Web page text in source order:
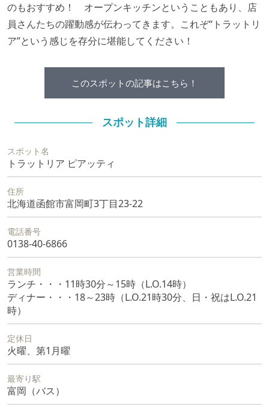
のもおすすめ！ オープンキッチンということもあり、店
員さんたちの躍動感が伝わってきます。これぞ“トラットリ
ア”という感じを存分に堪能してください！
このスポットの記事はこちら！
スポット詳細
スポット名
トラットリア ピアッティ
住所
北海道函館市富岡町3丁目23-22
電話番号
0138-40-6866
営業時間
ランチ・・・11時30分～15時（L.O.14時）
ディナー・・・18～23時（L.O.21時30分、日・祝はL.O.21
時）
定休日
火曜、第1月曜
最寄り駅
富岡（バス）